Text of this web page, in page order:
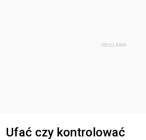
REKLAMA
Ufać czy kontrolować